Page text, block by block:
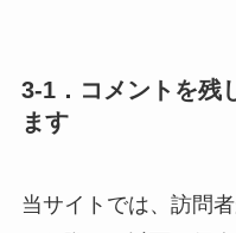
3-1．コメントを残
ます
当サイトでは、訪問